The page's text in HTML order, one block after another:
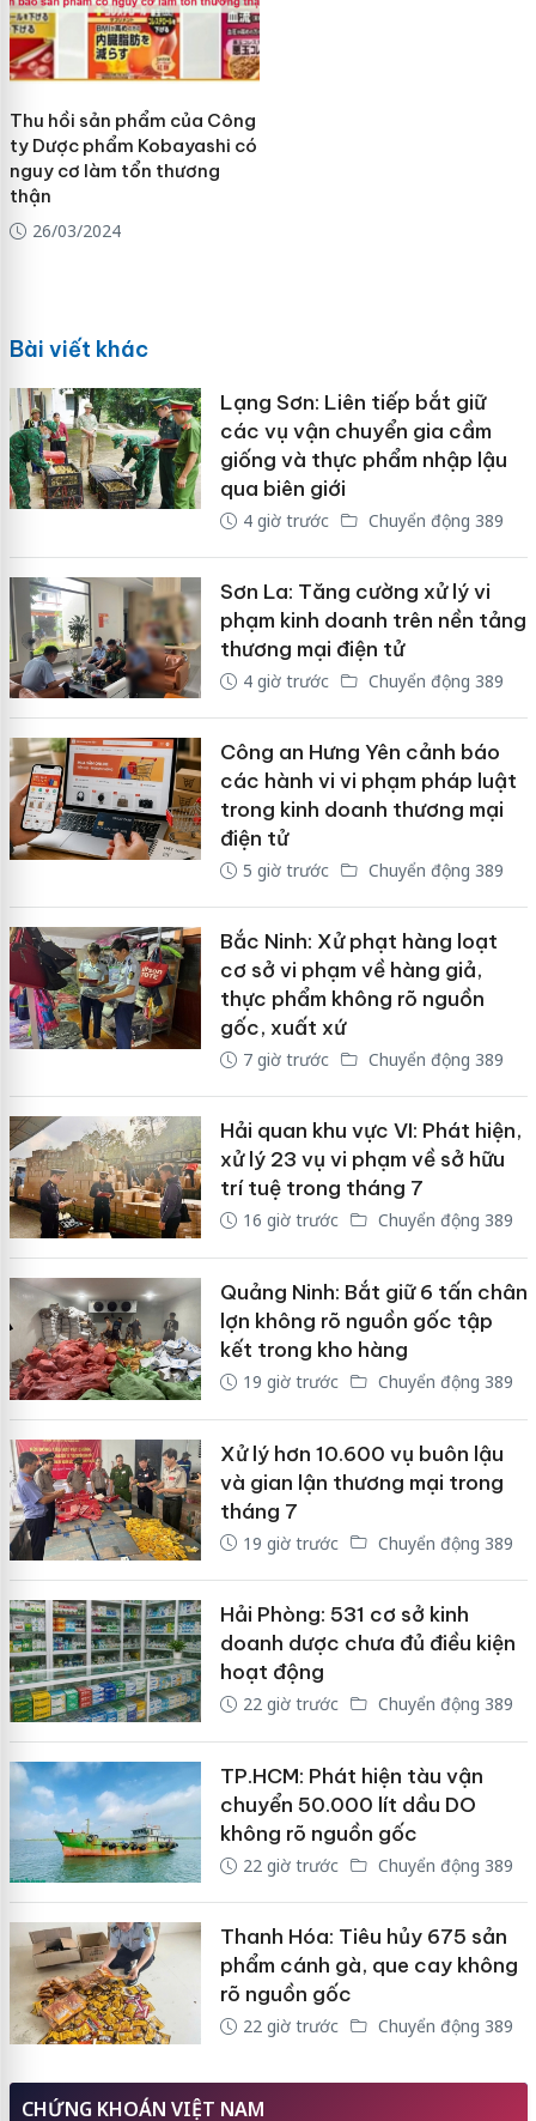
Thu hồi sản phẩm của Công
ty Dược phẩm Kobayashi có
nguy cơ làm tổn thương
thận
26/03/2024
Bài viết khác
Lạng Sơn: Liên tiếp bắt giữ
các vụ vận chuyển gia cầm
giống và thực phẩm nhập lậu
qua biên giới
4 giờ trước Chuyển động 389
Sơn La: Tăng cường xử lý vi
phạm kinh doanh trên nền tảng
thương mại điện tử
4 giờ trước Chuyển động 389
Công an Hưng Yên cảnh báo
các hành vi vi phạm pháp luật
trong kinh doanh thương mại
điện tử
5 giờ trước Chuyển động 389
Bắc Ninh: Xử phạt hàng loạt
cơ sở vi phạm về hàng giả,
thực phẩm không rõ nguồn
gốc, xuất xứ
7 giờ trước Chuyển động 389
Hải quan khu vực VI: Phát hiện,
xử lý 23 vụ vi phạm về sở hữu
trí tuệ trong tháng 7
16 giờ trước Chuyển động 389
Quảng Ninh: Bắt giữ 6 tấn chân
lợn không rõ nguồn gốc tập
kết trong kho hàng
19 giờ trước Chuyển động 389
Xử lý hơn 10.600 vụ buôn lậu
và gian lận thương mại trong
tháng 7
19 giờ trước Chuyển động 389
Hải Phòng: 531 cơ sở kinh
doanh dược chưa đủ điều kiện
hoạt động
22 giờ trước Chuyển động 389
TP.HCM: Phát hiện tàu vận
chuyển 50.000 lít dầu DO
không rõ nguồn gốc
22 giờ trước Chuyển động 389
Thanh Hóa: Tiêu hủy 675 sản
phẩm cánh gà, que cay không
rõ nguồn gốc
22 giờ trước Chuyển động 389
CHỨNG KHOÁN VIỆT NAM